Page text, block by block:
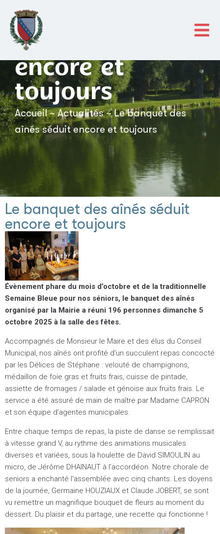
principalLe banquet des
aînés séduit
encore et
toujours
Accueil~Actualités~Le banquet des
aînés séduit encore et toujours
Le banquet des aînés séduit
encore et toujours
Évènement phare du mois d’octobre et de la traditionnelle
Semaine Bleue pour nos séniors, le banquet des aînés
organisé par la Mairie a réuni 196 personnes dimanche 5
octobre 2025 à la salle des fêtes.
Accompagnés de Monsieur le Maire et des élus du Conseil
Municipal, nos aînés ont profité d’un succulent repas concocté
par les Délices de Stéphane : velouté de champignons,
médaillon de foie gras et fruits frais, cuisse de pintade,
assiette de fromages / salade et génoise aux fruits frais. Le
service a été assuré de main de maître par Madame CAPRON
et son équipe d’agentes municipales.
Entre chaque temps de repas, la piste de danse se remplissait
à vitesse grand V, au rythme des animations musicales
diverses et variées, sous la houlette de David SIMOULIN au
micro, de Jérôme DHAINAUT à l’accordéon. Notre chorale de
seniors a enchanté l'assemblée avec cinq chants. Les doyens
de la journée, Germaine HOUZIAUX et Claude JOBERT, se sont
vu remettre un magnifique bouquet de fleurs au moment du
dessert. Du plaisir et du partage, une recette qui fonctionne !